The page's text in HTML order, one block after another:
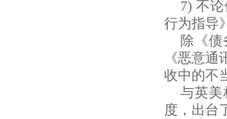
7)不
行为指导
除《
《恶意
收中的不
与英美
度，出台